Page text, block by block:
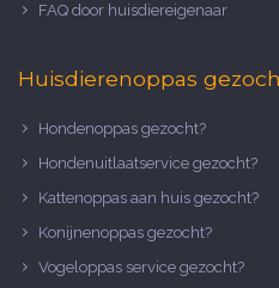
FAQ door huisdiereigenaar
Huisdierenoppas
Hondenoppas gezocht?
Hondenuitlaatservice gezocht?
Kattenoppas aan huis gezocht?
Konijnenoppas gezocht?
Vogeloppas service gezocht?